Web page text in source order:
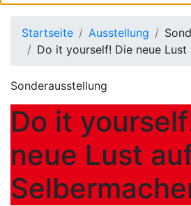
Startseite Ausstellung
Do it yourself! Die neue Lust
Sonderausstellung
Do it
neue Lust